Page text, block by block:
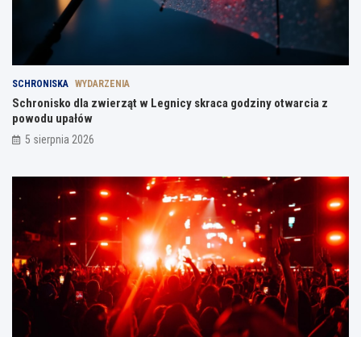
SCHRONISKA WYDARZENIA
Schronisko dla zwierząt w Legnicy skraca godziny otwarcia z
powodu upałów
5 sierpnia 2026